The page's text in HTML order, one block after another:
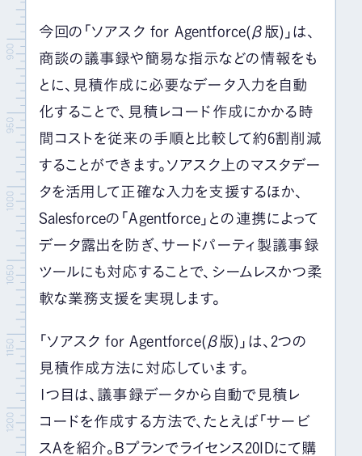
今回の「ソアスク for Agentforce(β版)」は、
商談の議事録や簡易な指示などの情報をも
とに、見積作成に必要なデータ入力を自動
化することで、見積レコード作成にかかる時
間コストを従来の手順と比較して約6割削減
することができます。ソアスク上のマスタデー
タを活用して正確な入力を支援するほか、
Salesforceの「Agentforce」との連携によって
データ露出を防ぎ、サードパーティ製議事録
ツールにも対応することで、シームレスかつ柔
軟な業務支援を実現します。
「ソアスク for Agentforce(β版)」は、2つの
見積作成方法に対応しています。
1つ目は、議事録データから自動で見積レ
コードを作成する方法で、たとえば「サービ
スAを紹介。Bプランでライセンス20IDにて購